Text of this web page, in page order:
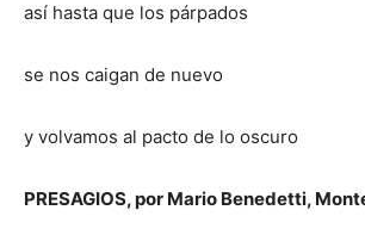
así hasta que los párpados
se nos caigan de nuevo
y volvamos al pacto de lo oscuro
PRESAGIOS, por Mario Benedetti,